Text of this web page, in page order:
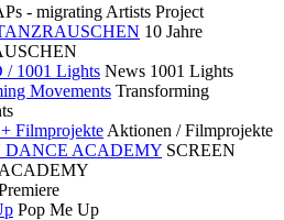
- migrating Artists Project
10 Jahre
/ 1001 Lights News 1001 Lights
Movements Transforming
Filmprojekte Aktionen / Filmprojekte
DANCE ACADEMY SCREEN
Pop Me Up